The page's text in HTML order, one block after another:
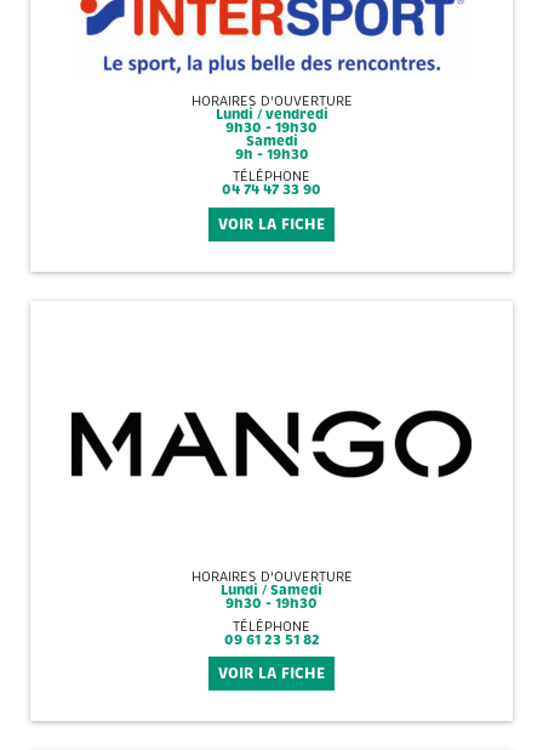
HORAIRES D'OUVERTURE
Lundi / vendredi
9h30 - 19h30
Samedi
9h - 19h30
TÉLÉPHONE
04 74 47 33 90
VOIR LA FICHE
HORAIRES D'OUVERTURE
Lundi / Samedi
9h30 - 19h30
TÉLÉPHONE
09 61 23 51 82
VOIR LA FICHE